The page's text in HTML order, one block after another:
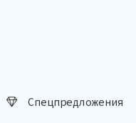
Спецпредложения